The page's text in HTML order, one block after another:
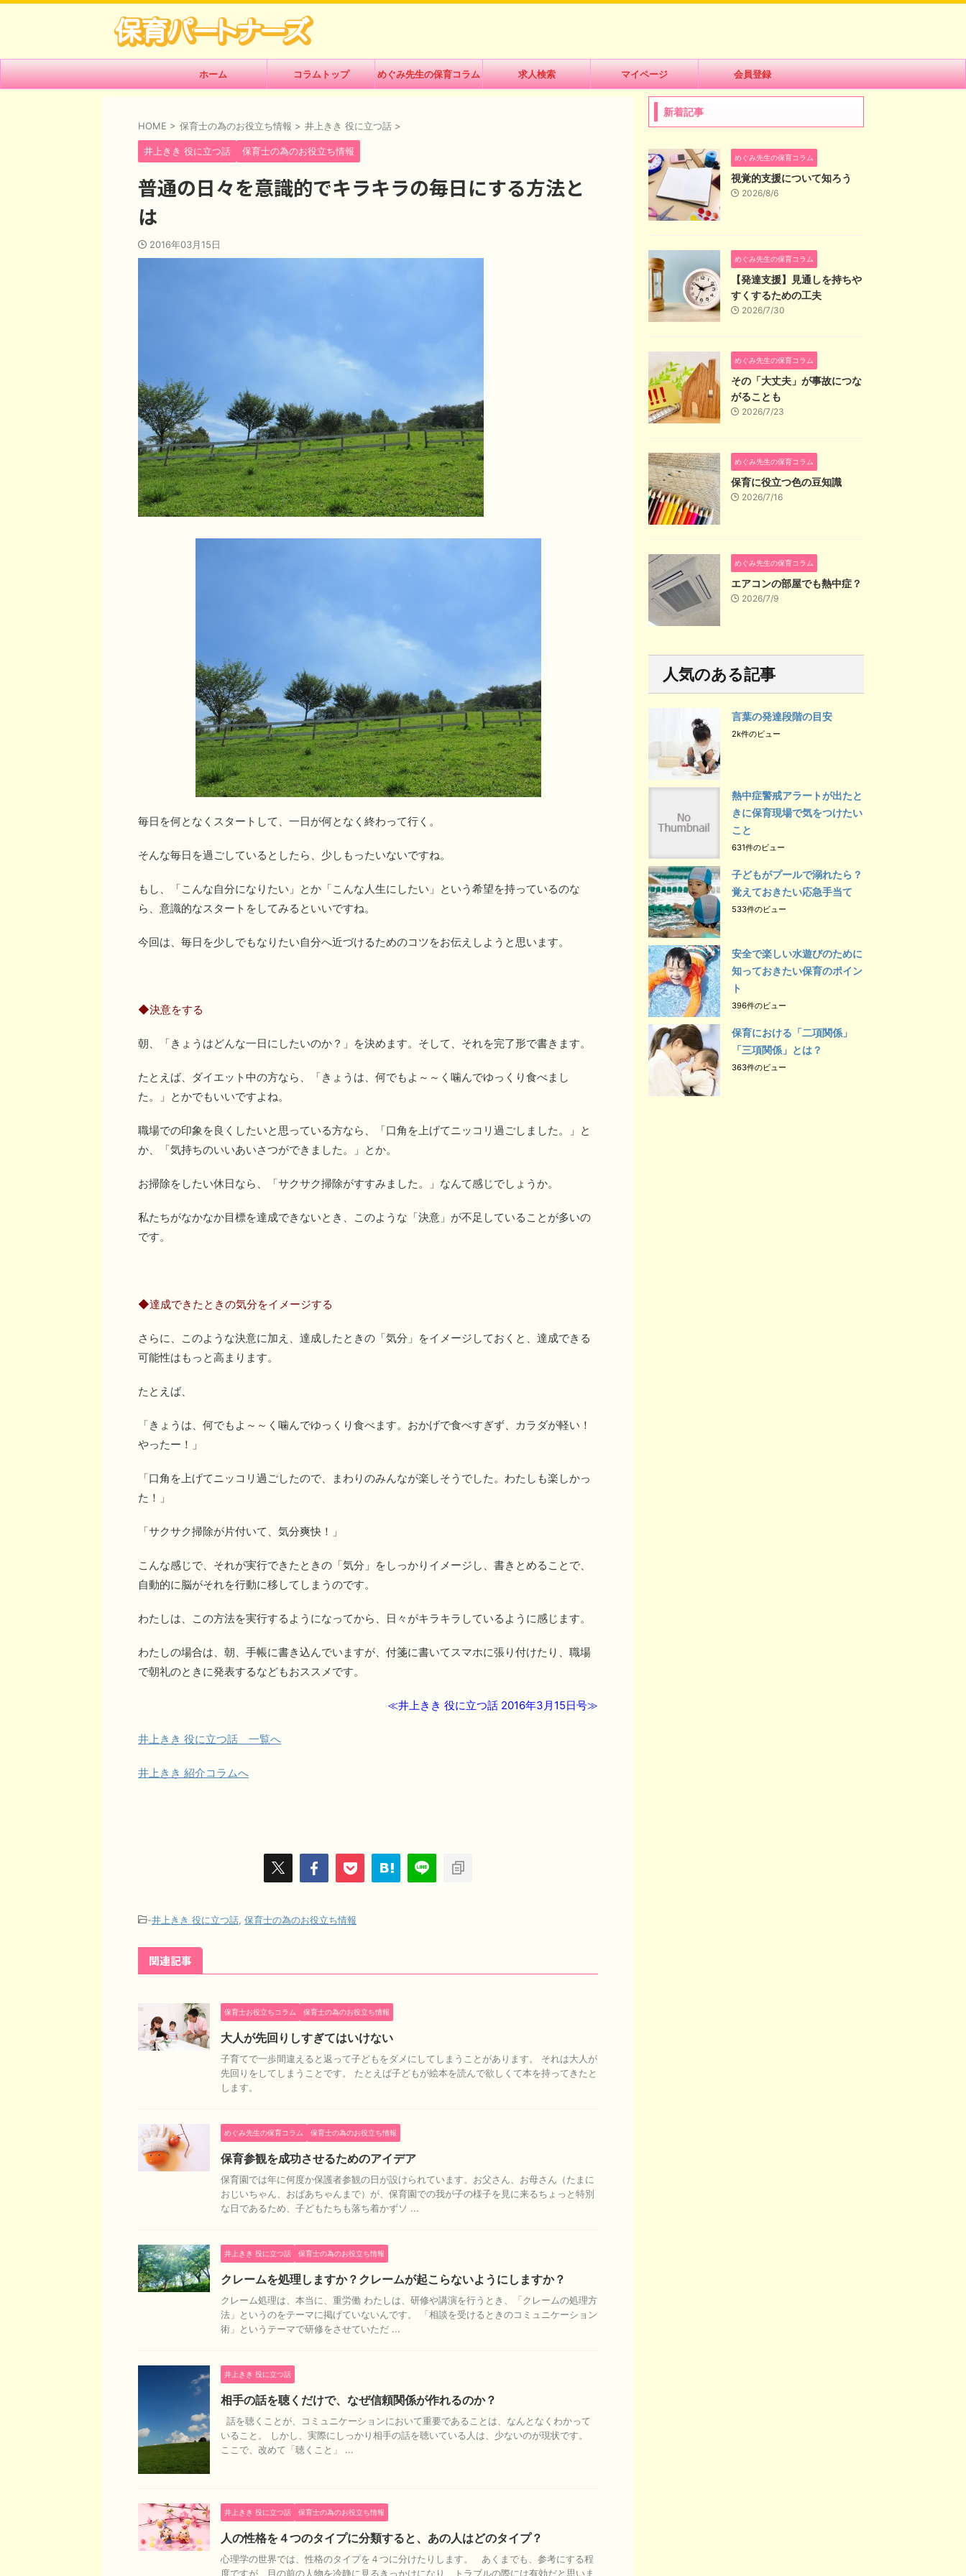
ホーム コラムトップ めぐみ先生の保育コラム 求人検索 マイページ 会員登録
HOME > 保育士の為のお役立ち情報 > 井上きき 役に立つ話 >
井上きき 役に立つ話 保育士の為のお役立ち情報
普通の日々を意識的でキラキラの毎日にする方法と
は
2016年03月15日
毎日を何となくスタートして、一日が何となく終わって行く。
そんな毎日を過ごしているとしたら、少しもったいないですね。
もし、「こんな自分になりたい」とか「こんな人生にしたい」という希望を持っているのな
ら、意識的なスタートをしてみるといいですね。
今回は、毎日を少しでもなりたい自分へ近づけるためのコツをお伝えしようと思います。
◆決意をする
朝、「きょうはどんな一日にしたいのか？」を決めます。そして、それを完了形で書きます。
たとえば、ダイエット中の方なら、「きょうは、何でもよ～～く噛んでゆっくり食べまし
た。」とかでもいいですよね。
職場での印象を良くしたいと思っている方なら、「口角を上げてニッコリ過ごしました。」と
か、「気持ちのいいあいさつができました。」とか。
お掃除をしたい休日なら、「サクサク掃除がすすみました。」なんて感じでしょうか。
私たちがなかなか目標を達成できないとき、このような「決意」が不足していることが多いの
です。
◆達成できたときの気分をイメージする
さらに、このような決意に加え、達成したときの「気分」をイメージしておくと、達成できる
可能性はもっと高まります。
たとえば、
「きょうは、何でもよ～～く噛んでゆっくり食べます。おかげで食べすぎず、カラダが軽い！
やったー！」
「口角を上げてニッコリ過ごしたので、まわりのみんなが楽しそうでした。わたしも楽しかっ
た！」
「サクサク掃除が片付いて、気分爽快！」
こんな感じで、それが実行できたときの「気分」をしっかりイメージし、書きとめることで、
自動的に脳がそれを行動に移してしまうのです。
わたしは、この方法を実行するようになってから、日々がキラキラしているように感じます。
わたしの場合は、朝、手帳に書き込んでいますが、付箋に書いてスマホに張り付けたり、職場
で朝礼のときに発表するなどもおススメです。
≪井上きき 役に立つ話 2016年3月15日号≫
井上きき 役に立つ話 一覧へ
井上きき 紹介コラムへ
-井上きき 役に立つ話 保育士の為のお役立ち情報
関連記事
保育士お役立ちコラム 保育士の為のお役立ち情報
大人が先回りしすぎてはいけない
子育てで一歩間違えると返って子どもをダメにしてしまうことがあります。 それは大人が
先回りをしてしまうことです。 たとえば子どもが絵本を読んで欲しくて本を持ってきたと
します。
めぐみ先生の保育コラム 保育士の為のお役立ち情報
保育参観を成功させるためのアイデア
保育園では年に何度か保護者参観の日が設けられています。お父さん、お母さん（たまに
おじいちゃん、おばあちゃんまで）が、保育園での我が子の様子を見に来るちょっと特別
な日であるため、子どもたちも落ち着かずソ ...
井上きき 役に立つ話 保育士の為のお役立ち情報
クレームを処理しますか？クレームが起こらないようにしますか？
クレーム処理は、本当に、重労働 わたしは、研修や講演を行うとき、「クレームの処理方
法」というのをテーマに掲げていないんです。 「相談を受けるときのコミュニケーション
術」というテーマで研修をさせていただ ...
井上きき 役に立つ話
相手の話を聴くだけで、なぜ信頼関係が作れるのか？
話を聴くことが、コミュニケーションにおいて重要であることは、なんとなくわかって
いること。 しかし、実際にしっかり相手の話を聴いている人は、少ないのが現状です。
ここで、改めて「聴くこと」 ...
井上きき 役に立つ話 保育士の為のお役立ち情報
人の性格を４つのタイプに分類すると、あの人はどのタイプ？
心理学の世界では、性格のタイプを４つに分けたりします。 あくまでも、参考にする程
度ですが、目の前の人物を冷静に見るきっかけになり、トラブルの際には有効だと思いま
新着記事
めぐみ先生の保育コラム
視覚的支援について知ろう
2026/8/6
めぐみ先生の保育コラム
【発達支援】見通しを持ちや
すくするための工夫
2026/7/30
めぐみ先生の保育コラム
その「大丈夫」が事故につな
がることも
2026/7/23
めぐみ先生の保育コラム
保育に役立つ色の豆知識
2026/7/16
めぐみ先生の保育コラム
エアコンの部屋でも熱中症？
2026/7/9
人気のある記事
言葉の発達段階の目安
2k件のビュー
熱中症警戒アラートが出たと
きに保育現場で気をつけたい
こと
631件のビュー
子どもがプールで溺れたら？
覚えておきたい応急手当て
533件のビュー
安全で楽しい水遊びのために
知っておきたい保育のポイン
ト
396件のビュー
保育における「二項関係」
「三項関係」とは？
363件のビュー